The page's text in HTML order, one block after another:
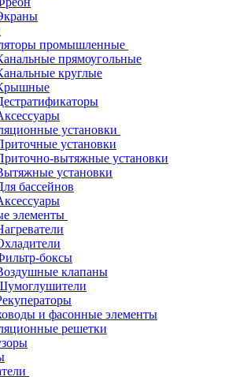
промышленные
прямоугольные
круглые
установки
установки
вытяжные установки
установки
бассейнов
элементы
боксы
клапаны
и фасонные элементы
решетки